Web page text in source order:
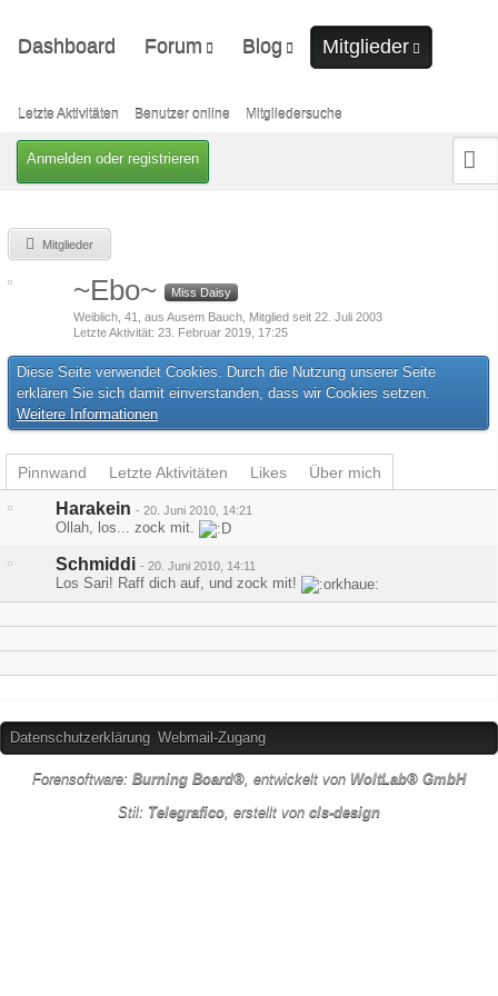
Anmelden oder registrieren
Dashboard Forum Blog Mitglieder
Benutzer online
Letzte Aktivitäten Benutzer online Mitgliedersuche
Mitglieder
~Ebo~
Miss Daisy
Weiblich 41 aus Ausem Bauch Mitglied seit 22. Juli 2003
Letzte Aktivität 23. Februar 2019, 17:25
Diese Seite verwendet Cookies. Durch die Nutzung unserer Seite
erklären Sie sich damit einverstanden, dass wir Cookies setzen.
Weitere Informationen
Pinnwand Letzte Aktivitäten Likes Über mich
Harakein - 20. Juni 2010, 14:21
Ollah, los... zock mit.
Schmiddi - 20. Juni 2010, 14:11
Los Sari! Raff dich auf, und zock mit!
Datenschutzerklärung Webmail-Zugang
Forensoftware: Burning Board®, entwickelt von WoltLab® GmbH
Stil: Telegrafico, erstellt von cls-design